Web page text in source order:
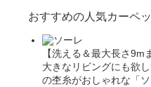
おすすめの人気カーペ
【洗える＆最大長さ9m
大きなリビングにも欲
の杢糸がおしゃれな 「